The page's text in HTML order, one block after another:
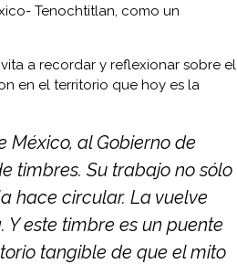
Tenochtitlan, como un
a recordar y reflexionar sobre el
en el territorio que hoy es la
México, al Gobierno de
timbres. Su trabajo no sólo
hace circular. La vuelve
este timbre es un puente
tangible de que el mito